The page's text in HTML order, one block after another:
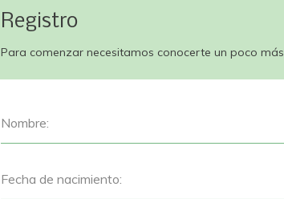
Registro
Para comenzar necesitamos conocerte un poco más
Nombre:
Fecha de nacimiento: